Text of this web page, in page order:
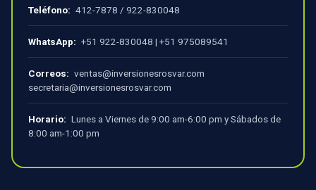
Teléfono: 412-7878 / 922-830048
WhatsApp: +51 922-830048 | +51 975089541
Correos: ventas@inversionesrosvar.com
secretaria@inversionesrosvar.com
Horario: Lunes a Viernes de 9:00 am-6:00 pm y Sábados de
8:00 am-1:00 pm